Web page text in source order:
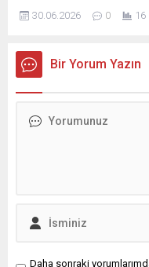
gelecek iPhone 18 Pro
modellerinde kullanılacak
şirketlerden geldiğine dair
kapsamlı bilgiler içeriyor.
kaynaklar doğrultusunda
belirtiliyor....
30.06.2026 0 16
Bir Yorum Yazın
Daha sonraki